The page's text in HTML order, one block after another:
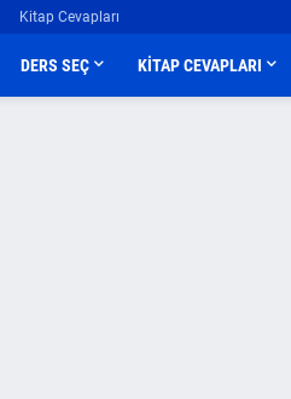
Kitap Cevapları
DERS SEÇ KİTAP CEVAPLARI